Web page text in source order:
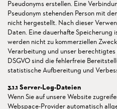
Pseudonyms erstellen. Eine
Pseudonym stehenden Person mit
nicht hergestellt. Nach dieser
Daten. Eine dauerhafte Speicherung
werden nicht zu kommerziellen
Verarbeitung und unser berechtigtes
DSGVO sind die fehlerfreie
statistische Aufbereitung und
3.1.1 Server-Log-Dateien
Wenn Sie auf unsere Website
Webspace-Provider automatisch